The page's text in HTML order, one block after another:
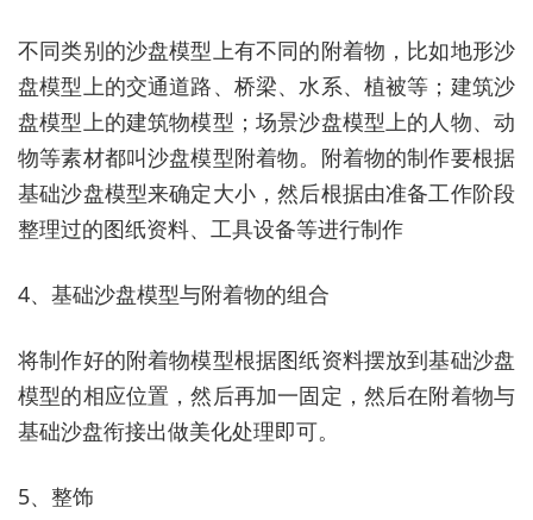
不同类别的沙盘模型上有不同的附着物，比如地形沙
盘模型上的交通道路、桥梁、水系、植被等；建筑沙
盘模型上的建筑物模型；场景沙盘模型上的人物、动
物等素材都叫沙盘模型附着物。附着物的制作要根据
基础沙盘模型来确定大小，然后根据由准备工作阶段
整理过的图纸资料、工具设备等进行制作
4、基础沙盘模型与附着物的组合
将制作好的附着物模型根据图纸资料摆放到基础沙盘
模型的相应位置，然后再加一固定，然后在附着物与
基础沙盘衔接出做美化处理即可。
5、整饰